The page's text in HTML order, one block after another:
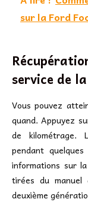
sur la Ford
service de
Vous pouvez
quand. Appuyez
de kilométrage.
pendant
informations sur
tirées du manuel
deuxième